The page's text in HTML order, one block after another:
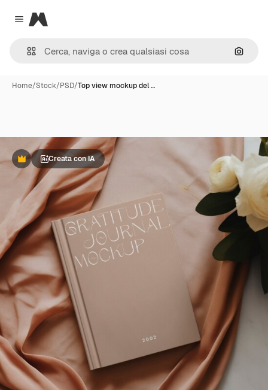
Close menu
Magnific
Cerca
Home/Stock/PSD/Top view mockup del …
PremiumCreata con IA